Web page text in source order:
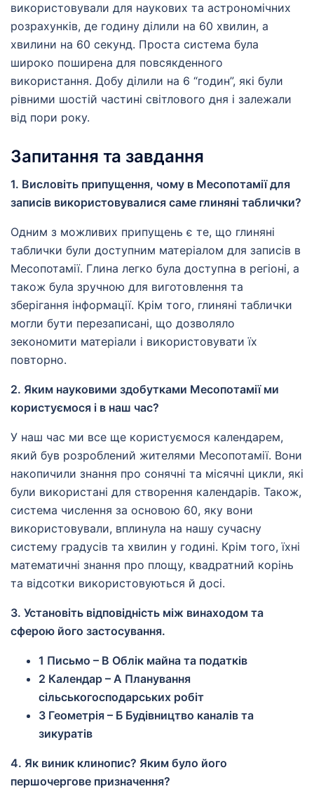
використовували для наукових та астрономічних
розрахунків, де годину ділили на 60 хвилин, а
хвилини на 60 секунд. Проста система була
широко поширена для повсякденного
використання. Добу ділили на 6 “годин”, які були
рівними шостій частині світлового дня і залежали
від пори року.
Запитання та завдання
1. Висловіть припущення, чому в Месопотамії для
записів використовувалися саме глиняні таблички?
Одним з можливих припущень є те, що глиняні
таблички були доступним матеріалом для записів в
Месопотамії. Глина легко була доступна в регіоні, а
також була зручною для виготовлення та
зберігання інформації. Крім того, глиняні таблички
могли бути перезаписані, що дозволяло
зекономити матеріали і використовувати їх
повторно.
2. Яким науковими здобутками Месопотамії ми
користуємося і в наш час?
У наш час ми все ще користуємося календарем,
який був розроблений жителями Месопотамії. Вони
накопичили знання про сонячні та місячні цикли, які
були використані для створення календарів. Також,
система числення за основою 60, яку вони
використовували, вплинула на нашу сучасну
систему градусів та хвилин у годині. Крім того, їхні
математичні знання про площу, квадратний корінь
та відсотки використовуються й досі.
3. Установіть відповідність між винаходом та
сферою його застосування.
1 Письмо – В Облік майна та податків
2 Календар – А Планування
сільськогосподарських робіт
3 Геометрія – Б Будівництво каналів та
зикуратів
4. Як виник клинопис? Яким було його
першочергове призначення?